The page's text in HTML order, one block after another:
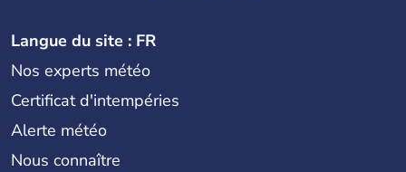
Langue du site : FR
Nos experts météo
Certificat d'intempéries
Alerte météo
Nous connaître